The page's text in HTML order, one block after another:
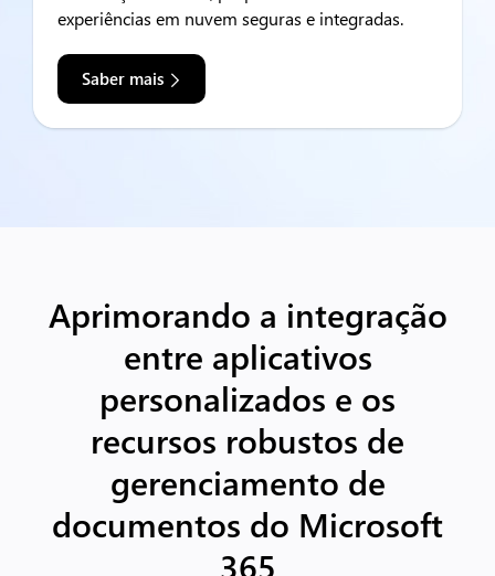
experiências em nuvem seguras e integradas.
Saber mais
Aprimorando a integração
entre aplicativos
personalizados e os
recursos robustos de
gerenciamento de
documentos do Microsoft
365